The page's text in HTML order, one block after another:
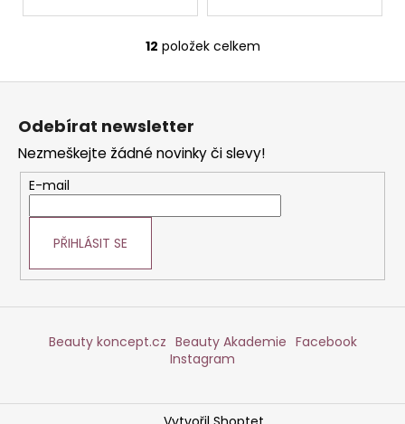
O
v
a
c
í
p
k
v
ý
p
i
u
12 položek celkem
Odebírat newsletter
Nezmeškejte žádné novinky či slevy!
E-mail
PŘIHLÁSIT SE
Beauty koncept.cz Beauty Akademie Facebook
Instagram